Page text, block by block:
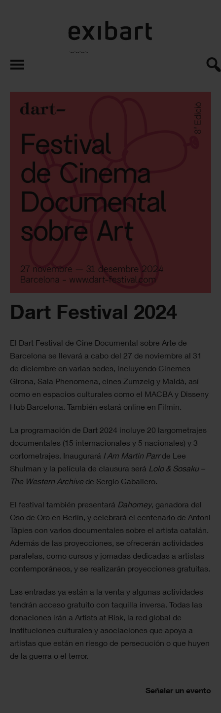
exibart.es
Dart Festival 2024
El Dart Festival de Cine Documental sobre Arte de
Barcelona se llevará a cabo del 27 de noviembre al 31
de diciembre en varias sedes, incluyendo Cinemes
Girona, Sala Phenomena, cines Zumzeig y Maldà, así
como en espacios culturales como el MACBA y Disseny
Hub Barcelona. También estará online en Filmin.
La programación de Dart 2024 incluye 20 largometrajes
documentales (15 internacionales y 5 nacionales) y 3
cortometrajes. Inaugurará I Am Martin Parrde Lee
Shulman y la película de clausura será Lolo & Sosaku –
The Western Archive de Sergio Caballero.
El festival también presentará Dahomey, ganadora del
Oso de Oro en Berlín, y celebrará el centenario de Antoni
Tàpies con varios documentales sobre el artista catalán.
Además de las proyecciones, se ofrecerán actividades
paralelas, como cursos y jornadas dedicadas a artistas
contemporáneos, y se realizarán proyecciones gratuitas.
Las entradas ya están a la venta y algunas actividades
tendrán acceso gratuito con taquilla inversa. Todas las
donaciones irán a Artists at Risk, la red global de
instituciones culturales y asociaciones que apoya a
artistas que están en riesgo de persecución o que huyen
de la guerra o el terror.
Señalar un evento